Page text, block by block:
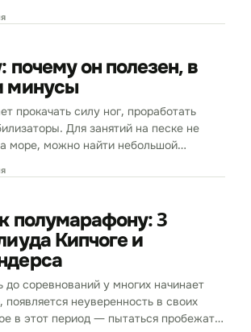
почему он полезен, в
минусы
прокачать силу ног, проработать
Для занятий на песке не
море, можно найти небольшой
полумарафону: 3
Кипчоге и
до соревнований у многих начинает
появляется неуверенность в своих
в этот период — пытаться пробежать